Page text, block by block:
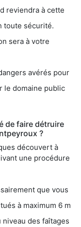
reviendra à cette
toute sécurité.
sera à votre
avérés pour
le domaine public
de faire détruire
?
découvert à
une procédure
que vous
à maximum 6 m
des faîtages